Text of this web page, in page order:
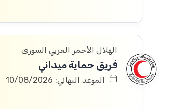
الهلال الأحمر العربي السوري
فريق حماية ميداني
الموعد النهائي: 10/08/2026